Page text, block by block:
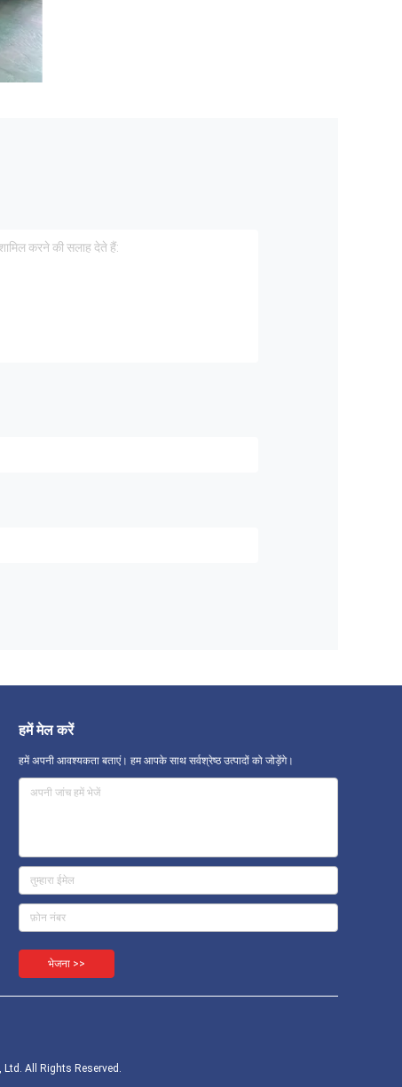
हमें मेल करें
हमें अपनी आवश्यकता बताएं। हम आपके साथ सर्वश्रेष्ठ उत्पादों को जोड़ेंगे।
भेजना >>
Ltd. All Rights Reserved.